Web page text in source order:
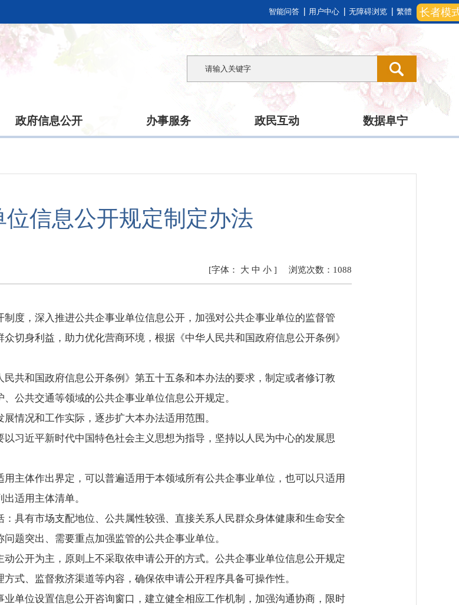
长者模
智能问答 用户中心 无障碍浏览 繁體
政府信息公开 办事服务 政民互动 数据阜宁
信息公开规定制定办法
浏览次数： 1088
[字体： 大 中 小 ]
度，深入推进公共企事业单位信息公开，加强对公共企事业单位的监督管
切身利益，助力优化营商环境，根据《中华人民共和国政府信息公开条例》
共和国政府信息公开条例》第五十五条和本办法的要求，制定或者修订教
公共交通等领域的公共企事业单位信息公开规定。
情况和工作实际，逐步扩大本办法适用范围。
以习近平新时代中国特色社会主义思想为指导，坚持以人民为中心的发展思
主体作出界定，可以普遍适用于本领域所有公共企事业单位，也可以只适用
适用主体清单。
具有市场支配地位、公共属性较强、直接关系人民群众身体健康和生命安全
题突出、需要重点加强监管的公共企事业单位。
公开为主，原则上不采取依申请公开的方式。公共企事业单位信息公开规定
式、监督救济渠道等内容，确保依申请公开程序具备可操作性。
单位设置信息公开咨询窗口，建立健全相应工作机制，加强沟通协商，限时